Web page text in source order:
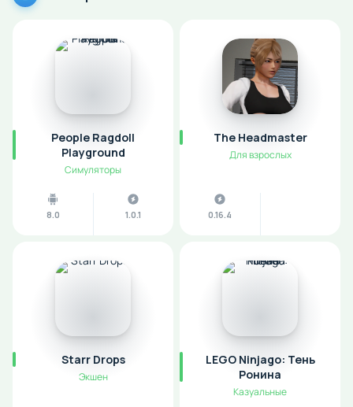
People Ragdoll
Playground
Симуляторы
8.0 1.0.1
The Headmaster
Для взрослых
0.16.4
Starr Drops
Экшен
LEGO Ninjago: Тень
Ронина
Казуальные